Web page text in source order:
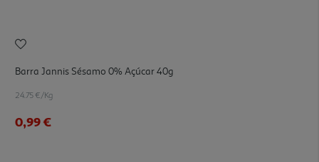
Barra Jannis Sésamo 0% Açúcar 40g
24.75 €/Kg
0,99 €